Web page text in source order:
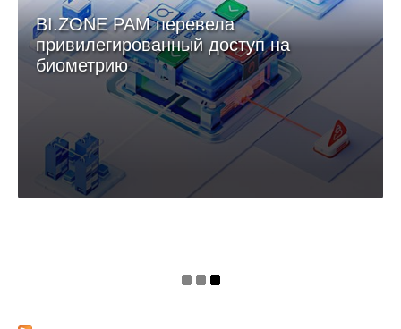
BI.ZONE PAM перевела
привилегированный доступ на
биометрию